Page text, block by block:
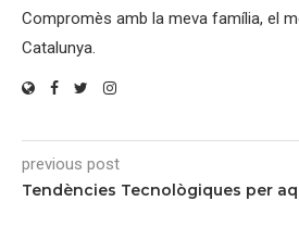
Compromès amb la meva família, el
Catalunya.
previous post
Tendències Tecnològiques per